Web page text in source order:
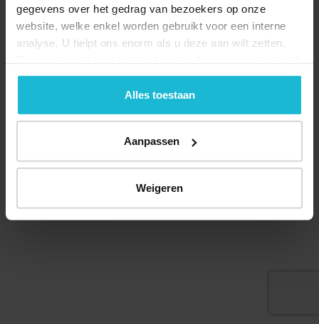
gegevens over het gedrag van bezoekers op onze
website, welke enkel worden gebruikt voor een interne
analyse. U helpt ons enorm als u deze aan wilt zetten.
geen commerciële doelstelling. U kunt deze cookies via
de knoppen accepteren, beheren of weigeren.
Alles toestaan
Aanpassen
Weigeren
© 2026 Stichting Forten Nederland
Doneer nu Disclaimer